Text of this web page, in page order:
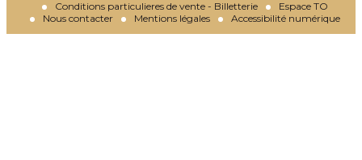
Conditions particulieres de vente - Billetterie
Espace TO
Nous contacter
Mentions légales Accessibilité numérique